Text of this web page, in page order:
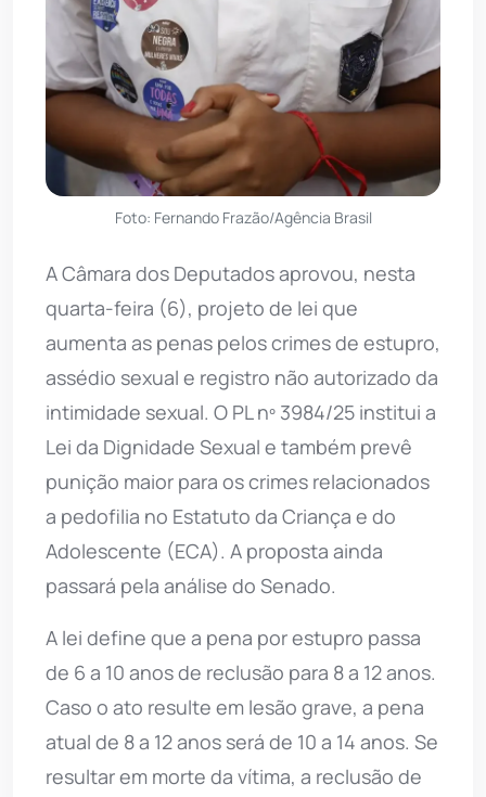
Foto: Fernando Frazão/Agência Brasil
A Câmara dos Deputados aprovou, nesta
quarta-feira (6), projeto de lei que
aumenta as penas pelos crimes de estupro,
assédio sexual e registro não autorizado da
intimidade sexual. O PL nº 3984/25 institui a
Lei da Dignidade Sexual e também prevê
punição maior para os crimes relacionados
a pedofilia no Estatuto da Criança e do
Adolescente (ECA). A proposta ainda
passará pela análise do Senado.
A lei define que a pena por estupro passa
de 6 a 10 anos de reclusão para 8 a 12 anos.
Caso o ato resulte em lesão grave, a pena
atual de 8 a 12 anos será de 10 a 14 anos. Se
resultar em morte da vítima, a reclusão de